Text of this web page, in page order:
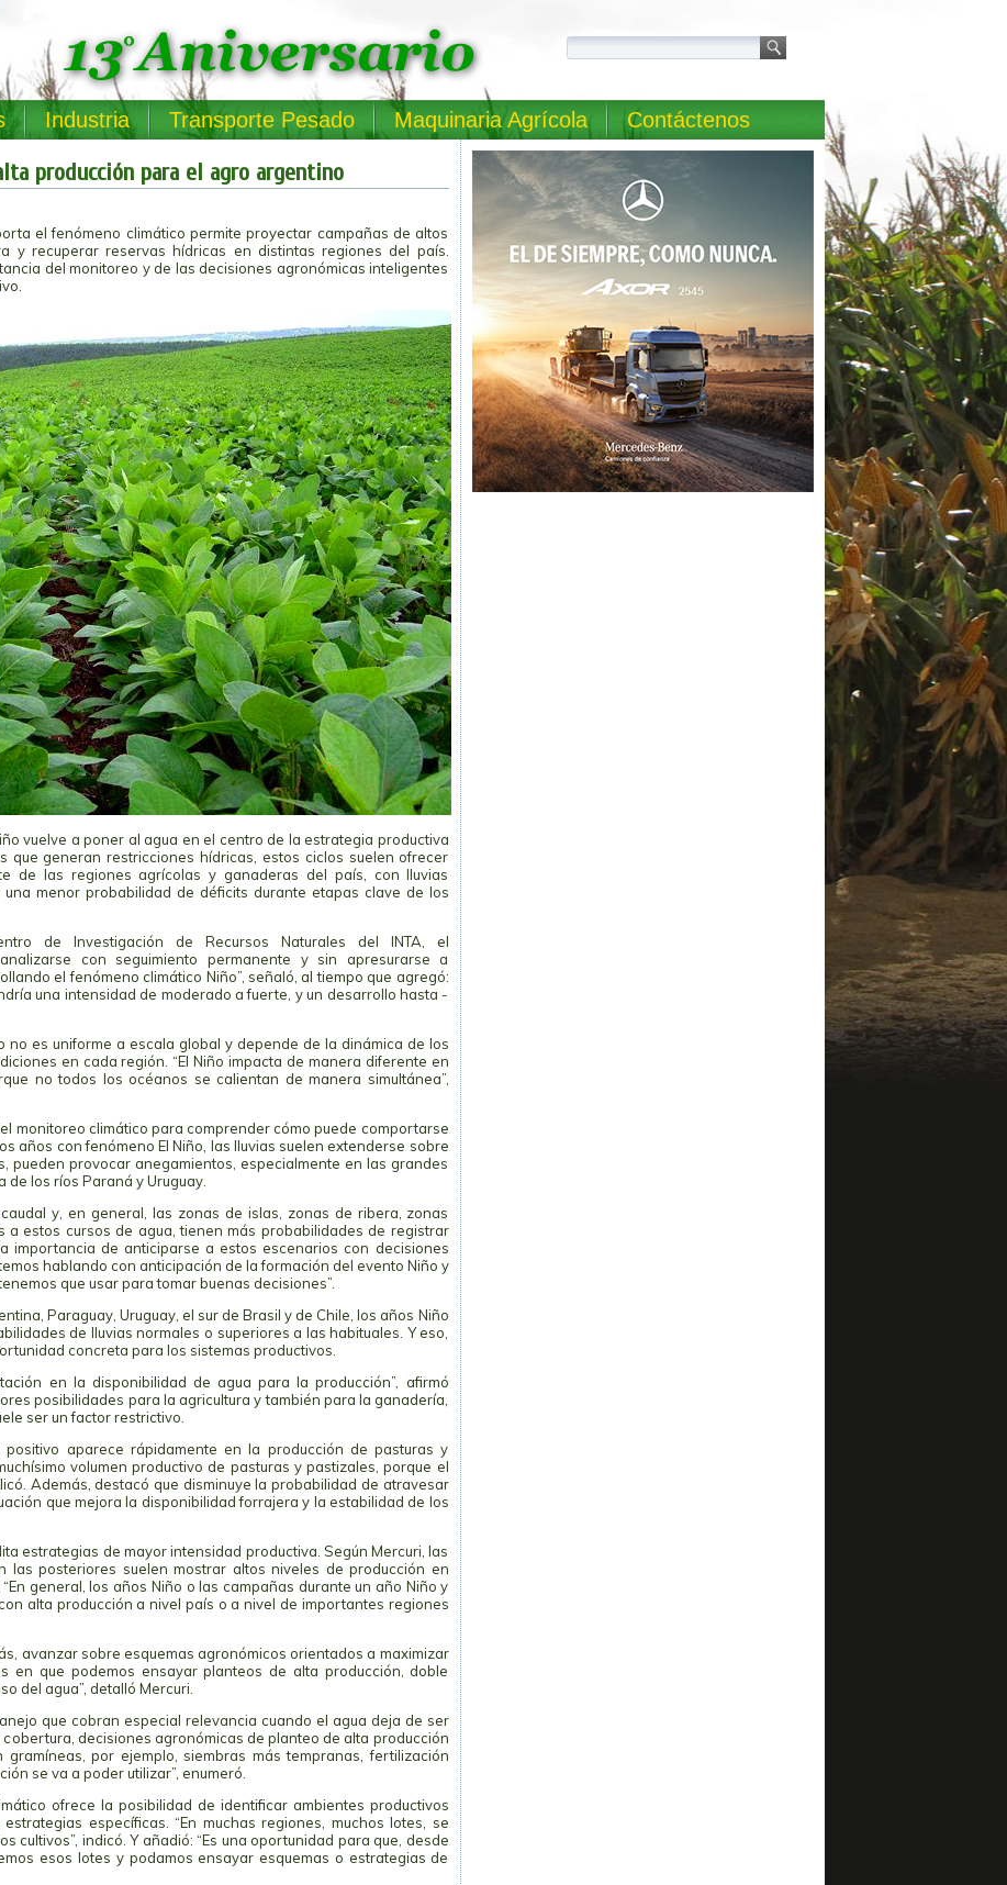
Industria Transporte Pesado Maquinaria Agrícola Contáctenos
producción para el agro argentino
el fenómeno climático permite proyectar campañas de altos
y recuperar reservas hídricas en distintas regiones del país.
del monitoreo y de las decisiones agronómicas inteligentes
vuelve a poner al agua en el centro de la estrategia productiva
que generan restricciones hídricas, estos ciclos suelen ofrecer
de las regiones agrícolas y ganaderas del país, con lluvias
menor probabilidad de déficits durante etapas clave de los
de Investigación de Recursos Naturales del INTA, el
con seguimiento permanente y sin apresurarse a
el fenómeno climático Niño”, señaló, al tiempo que agregó:
una intensidad de moderado a fuerte, y un desarrollo hasta -
no es uniforme a escala global y depende de la dinámica de los
en cada región. “El Niño impacta de manera diferente en
no todos los océanos se calientan de manera simultánea”,
monitoreo climático para comprender cómo puede comportarse
años con fenómeno El Niño, las lluvias suelen extenderse sobre
pueden provocar anegamientos, especialmente en las grandes
de los ríos Paraná y Uruguay.
y, en general, las zonas de islas, zonas de ribera, zonas
a estos cursos de agua, tienen más probabilidades de registrar
importancia de anticiparse a estos escenarios con decisiones
hablando con anticipación de la formación del evento Niño y
que usar para tomar buenas decisiones”.
Paraguay, Uruguay, el sur de Brasil y de Chile, los años Niño
de lluvias normales o superiores a las habituales. Y eso,
concreta para los sistemas productivos.
en la disponibilidad de agua para la producción”, afirmó
posibilidades para la agricultura y también para la ganadería,
ser un factor restrictivo.
aparece rápidamente en la producción de pasturas y
volumen productivo de pasturas y pastizales, porque el
Además, destacó que disminuye la probabilidad de atravesar
que mejora la disponibilidad forrajera y la estabilidad de los
estrategias de mayor intensidad productiva. Según Mercuri, las
las posteriores suelen mostrar altos niveles de producción en
general, los años Niño o las campañas durante un año Niño y
alta producción a nivel país o a nivel de importantes regiones
avanzar sobre esquemas agronómicos orientados a maximizar
en que podemos ensayar planteos de alta producción, doble
del agua”, detalló Mercuri.
que cobran especial relevancia cuando el agua deja de ser
cobertura, decisiones agronómicas de planteo de alta producción
por ejemplo, siembras más tempranas, fertilización
se va a poder utilizar”, enumeró.
ofrece la posibilidad de identificar ambientes productivos
específicas. “En muchas regiones, muchos lotes, se
cultivos”, indicó. Y añadió: “Es una oportunidad para que, desde
esos lotes y podamos ensayar esquemas o estrategias de